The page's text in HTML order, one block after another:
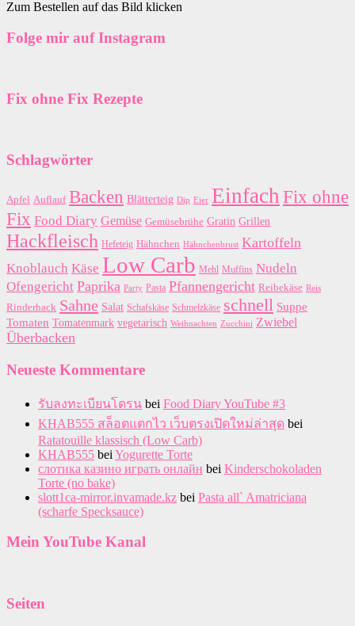
Zum Bestellen auf das Bild klicken
Folge mir auf Instagram
Fix ohne Fix Rezepte
Schlagwörter
Apfel Auflauf Backen Blätterteig Dip Eier EinfachFix ohne
Fix Food Diary Gemüse Gemüsebrühe Gratin Grillen
Hackfleisch Hefeteig Hähnchen Hähnchenbrust Kartoffeln
Knoblauch Käse Low Carb Mehl Muffins Nudeln
Ofengericht Paprika Party Pasta Pfannengericht Reibekäse Reis
Rinderhack Sahne Salat Schafskäse Schmelzkäse schnell Suppe
Tomaten Tomatenmark vegetarisch Weihnachten Zucchini Zwiebel
Überbacken
Neueste Kommentare
รับลงทะเบียนโดรน bei Food Diary YouTube #3
KHAB555 สล็อตแตกไว เว็บตรงเปิดใหม่ล่าสุด bei
Ratatouille klassisch (Low Carb)
KHAB555 bei Yogurette Torte
слотика казино играть онлайн bei Kinderschokoladen
Torte (no bake)
slott1ca-mirror.invamade.kz bei Pasta all` Amatriciana
(scharfe Specksauce)
Mein YouTube Kanal
Seiten